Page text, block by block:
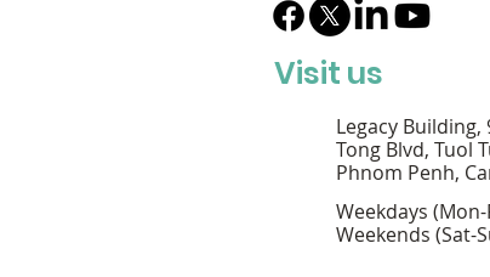
Visit us
Legacy
Tong Blvd, Tuol
Phnom Penh,
Weekdays
Weekends (Sat-